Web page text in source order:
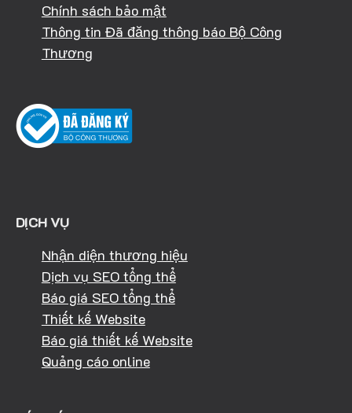
Chính sách bảo mật
Thông tin Đã đăng thông báo Bộ Công
Thương
DỊCH VỤ
Nhận diện thương hiệu
Dịch vụ SEO tổng thể
Báo giá SEO tổng thể
Thiết kế Website
Báo giá thiết kế Website
Quảng cáo online